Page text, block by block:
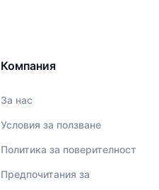
Компания
За нас
Условия за ползване
Политика за поверителност
Предпочитания за